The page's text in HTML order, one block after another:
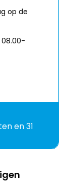
op de
08.00-
en 31